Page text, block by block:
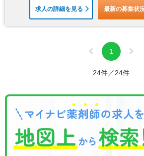
求人の詳細を見る 最新の募集状
1
24件／24件